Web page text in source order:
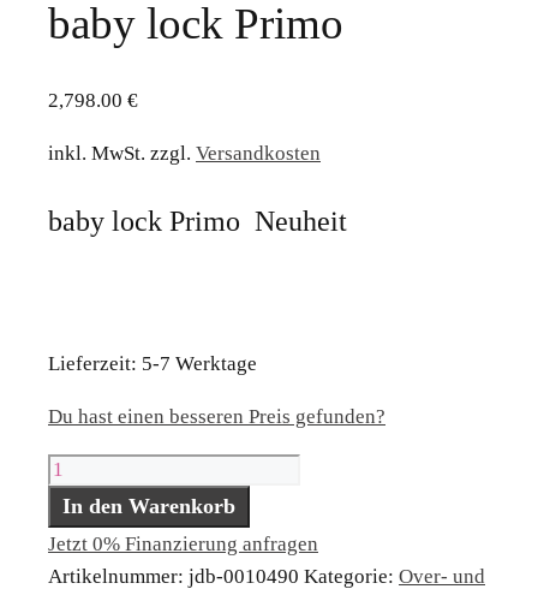
baby lock Primo
2,798.00 €
inkl. MwSt. zzgl. Versandkosten
baby lock Primo Neuheit
Lieferzeit: 5-7 Werktage
Du hast einen besseren Preis gefunden?
baby
lock
Primo
Menge
In den Warenkorb
Jetzt 0% Finanzierung anfragen
Artikelnummer: jdb-0010490 Kategorie: Over- und